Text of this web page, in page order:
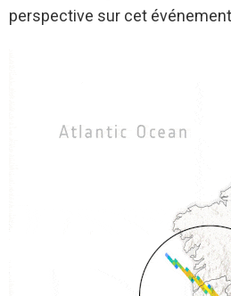
perspective sur cet